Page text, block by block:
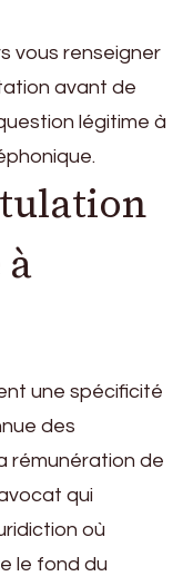
vous renseigner
avant de
légitime à
une spécificité
des
rémunération de
qui
où
le fond du